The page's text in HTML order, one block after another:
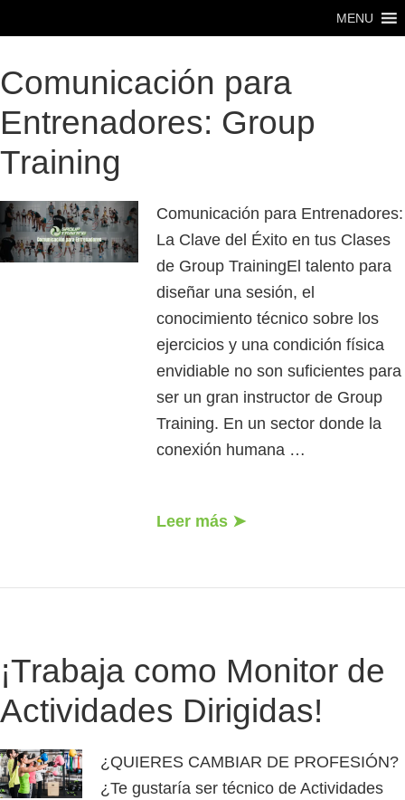
al
principal
a
barra
lateral
al
de
página
MENU
Comunicación para
Entrenadores: Group
Training
Comunicación para Entrenadores:
La Clave del Éxito en tus Clases
de Group TrainingEl talento para
diseñar una sesión, el
conocimiento técnico sobre los
ejercicios y una condición física
envidiable no son suficientes para
ser un gran instructor de Group
Training. En un sector donde la
conexión humana …
Leer más ➤
¡Trabaja como Monitor de
Actividades Dirigidas!
¿QUIERES CAMBIAR DE PROFESIÓN?
¿Te gustaría ser técnico de Actividades